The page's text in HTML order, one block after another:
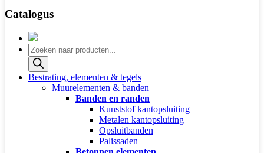
Catalogus
Producten
zoeken
Bestrating, elementen & tegels
Muurelementen & banden
Banden en randen
Kunststof kantopsluiting
Metalen kantopsluiting
Opsluitbanden
Palissaden